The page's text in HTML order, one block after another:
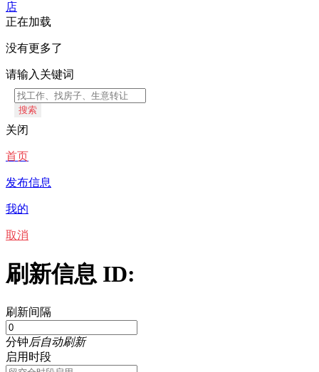
店
正在加载
没有更多了
请输入关键词
搜索
关闭
首页
发布信息
我的
取消
刷新信息 ID:
刷新间隔
分钟后自动刷新
启用时段